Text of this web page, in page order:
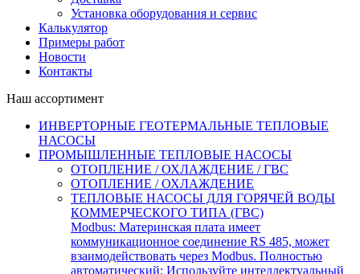
Установка оборудования и сервис
Калькулятор
Примеры работ
Новости
Контакты
Наш ассортимент
ИНВЕРТОРНЫЕ ГЕОТЕРМАЛЬНЫЕ ТЕПЛОВЫЕ
НАСОСЫ
ПРОМЫШЛЕННЫЕ ТЕПЛОВЫЕ НАСОСЫ
ОТОПЛЕНИЕ / ОХЛАЖДЕНИЕ / ГВС
ОТОПЛЕНИЕ / ОХЛАЖДЕНИЕ
ТЕПЛОВЫЕ НАСОСЫ ДЛЯ ГОРЯЧЕЙ ВОДЫ
КОММЕРЧЕСКОГО ТИПА (ГВС)
Modbus: Материнская плата имеет
коммуникационное соединение RS 485, может
взаимодействовать через Modbus. Полностью
автоматический: Используйте интеллектуальный